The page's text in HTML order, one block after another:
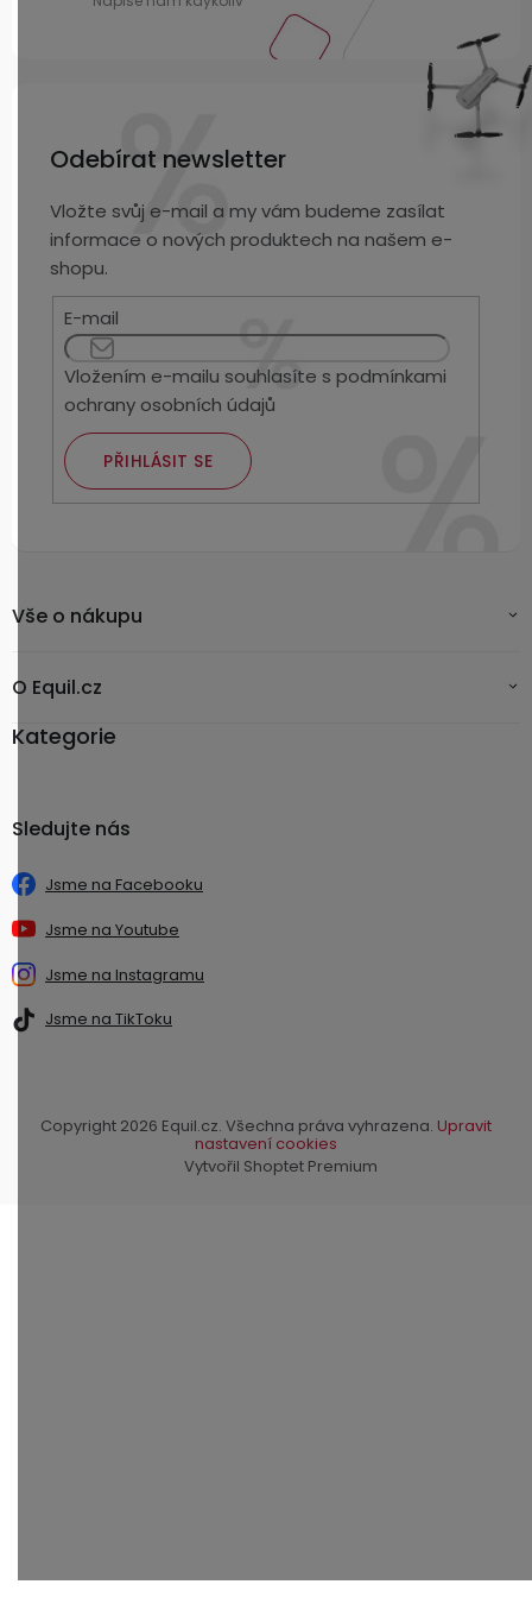
Odebírat newsletter
Vložte svůj e-mail a my vám budeme zasílat
informace o nových produktech na našem e-
shopu.
E-mail
Vložením e-mailu souhlasíte spodmínkami
ochrany osobních údajů
PŘIHLÁSIT SE
Vše o nákupu
O Equil.cz
Kategorie
Sledujte nás
Jsme na Facebooku
Jsme na Youtube
Jsme na Instagramu
Jsme na TikToku
Vytvořil Shoptet Premium
Copyright 2026 Equil.cz. Všechna práva vyhrazena. Upravit
nastavení cookies